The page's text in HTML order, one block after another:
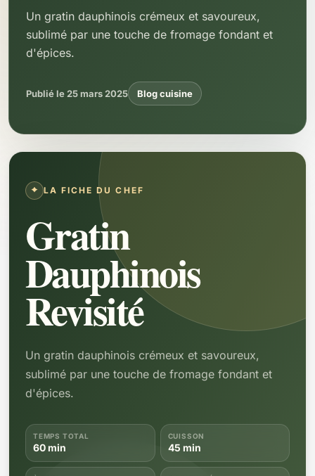
Un gratin dauphinois crémeux et savoureux,
sublimé par une touche de fromage fondant et
d'épices.
Publié le 25 mars 2025 Blog cuisine
LA FICHE DU CHEF
Gratin
Dauphinois
Revisité
Un gratin dauphinois crémeux et savoureux,
sublimé par une touche de fromage fondant et
d'épices.
TEMPS TOTAL
60 min
CUISSON
45 min